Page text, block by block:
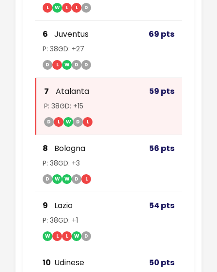
L W L L D
6 Juventus 69 pts
P: 38GD: +27
D L W D D
7 Atalanta 59 pts
P: 38GD: +15
D L W D L
8 Bologna 56 pts
P: 38GD: +3
D W W D L
9 Lazio 54 pts
P: 38GD: +1
W L L W D
10 Udinese 50 pts